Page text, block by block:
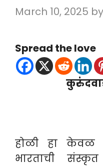
March 10, 2025 by
Spread the love
होळी हा केवळ
भारताची संस्कृत